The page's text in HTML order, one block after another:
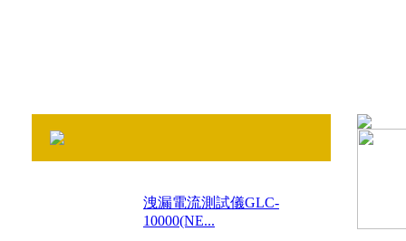
洩漏電流測試儀GLC-
10000(NE...